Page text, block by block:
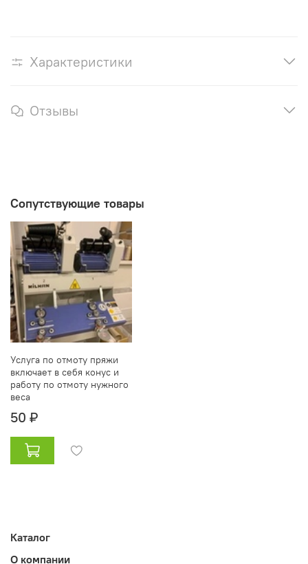
Характеристики
Отзывы
Сопутствующие товары
Услуга по отмоту пряжи
включает в себя конус и
работу по отмоту нужного
веса
50 ₽
Каталог
О компании